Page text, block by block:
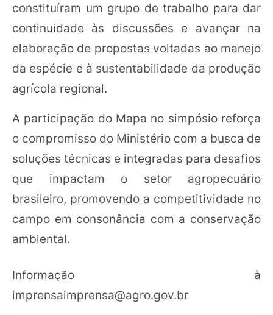
constituíram um grupo de trabalho para dar
continuidade às discussões e avançar na
elaboração de propostas voltadas ao manejo
da espécie e à sustentabilidade da produção
agrícola regional.
A participação do Mapa no simpósio reforça
o compromisso do Ministério com a busca de
soluções técnicas e integradas para desafios
que impactam o setor agropecuário
brasileiro, promovendo a competitividade no
campo em consonância com a conservação
ambiental.
Informação à
imprensaimprensa@agro.gov.br